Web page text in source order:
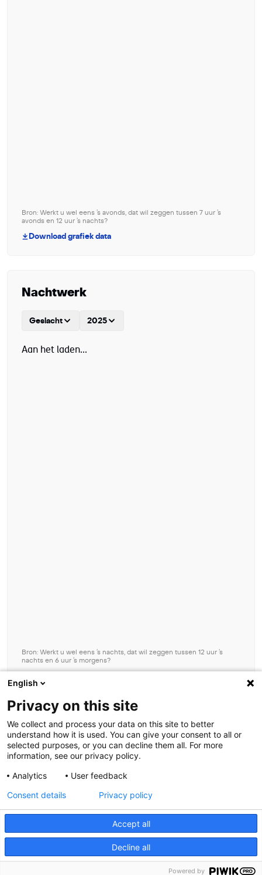
Om de beste ervaringen te bieden, gebruiken wij technologieën zoals
cookies om informatie over je apparaat op te slaan en/of te raadplegen.
Door in te stemmen met deze technologieën kunnen wij gegevens zoals
surfgedrag of unieke ID's op deze site verwerken. Als je geen toestemming
geeft of uw toestemming intrekt, kan dit een nadelige invloed hebben op
Accepteren
Weiger
Bekijk voorkeuren
Bron: Werkt u wel eens ’s avonds, dat wil zeggen tussen 7 uur ’s
avonds en 12 uur ’s nachts?
Download grafiek data
Nachtwerk
Geslacht 2025
Bron: Werkt u wel eens ’s nachts, dat wil zeggen tussen 12 uur ’s
nachts en 6 uur ’s morgens?
Contact
Cookies
Toegankelijkheid
English
Privacy on this site
We collect and process your data on this site to better
understand how it is used. You can give your consent to all or
selected purposes, or you can decline them all. For more
information, see our privacy policy.
Analytics
User feedback
Accept all
Decline all
Consent details Privacy policy
Powered by